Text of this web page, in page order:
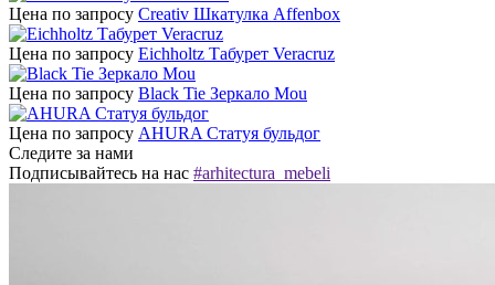
Цена по запросу Creativ Шкатулка Affenbox
Цена по запросу Eichholtz Табурет Veracruz
Цена по запросу Black Tie Зеркало Mou
Цена по запросу AHURA Статуя бульдог
Следите за нами
Подписывайтесь на нас #arhitectura_mebeli